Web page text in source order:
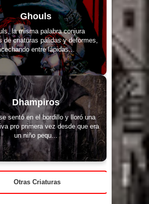
Ghouls
la misma palabra conjura
de criaturas pálidas y deformes,
entre lápidas...
Dhampiros
sentó en el bordillo y lloró una
pro primera vez desde que era
un niño pequ...
Otras Criaturas